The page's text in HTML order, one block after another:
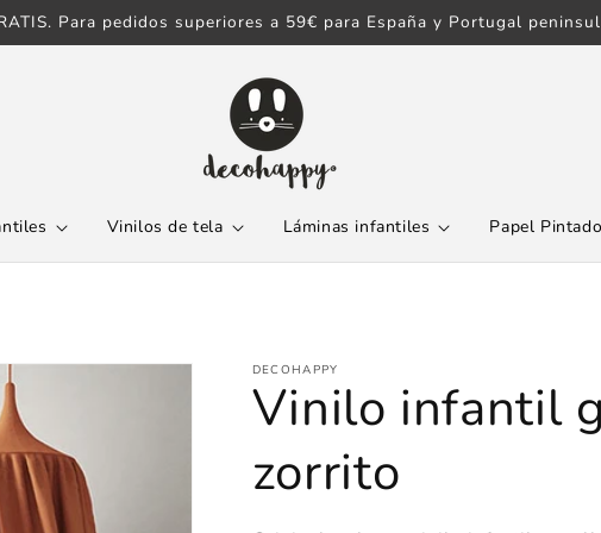
Para pedidos superiores a 59€ para España y Portugal
Vinilos de tela Láminas infantiles Papel Pintado
DECOHAPPY
Vinilo infantil
zorrito